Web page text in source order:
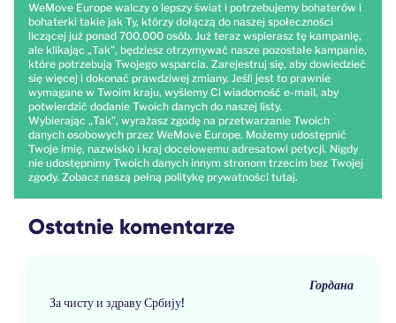
WeMove Europe walczy o lepszy świat i potrzebujemy bohaterów i
bohaterki takie jak Ty, którzy dołączą do naszej społeczności
liczącej już ponad 700.000 osób. Już teraz wspierasz tę kampanię,
ale klikając „Tak”, będziesz otrzymywać nasze pozostałe kampanie,
które potrzebują Twojego wsparcia. Zarejestruj się, aby dowiedzieć
się więcej i dokonać prawdziwej zmiany. Jeśli jest to prawnie
wymagane w Twoim kraju, wyślemy Ci wiadomość e-mail, aby
potwierdzić dodanie Twoich danych do naszej listy.
Wybierając „Tak”, wyrażasz zgodę na przetwarzanie Twoich
danych osobowych przez WeMove Europe. Możemy udostępnić
Twoje imię, nazwisko i kraj docelowemu adresatowi petycji. Nigdy
nie udostępnimy Twoich danych innym stronom trzecim bez Twojej
zgody. Zobacz naszą pełną politykę prywatności tutaj.
Ostatnie komentarze
Гордана
За чисту и здраву Србију!